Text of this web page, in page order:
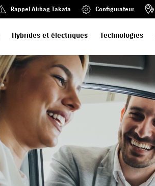
Rappel Airbag Takata Configurateur
Hybrides et électriques Technologies